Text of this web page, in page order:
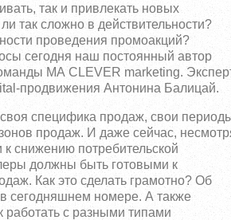
так и привлекать новых
так сложно в действительности?
проведения промоакций?
сегодня наш постоянный автор
МА CLEVER marketing.
продвижения Антонина Балицай.
специфика продаж, свои
продаж. И даже сейчас,
снижению потребительской
должны быть готовыми к
Как это сделать грамотно? Об
сегодняшнем номере. А также
работать с разными типами